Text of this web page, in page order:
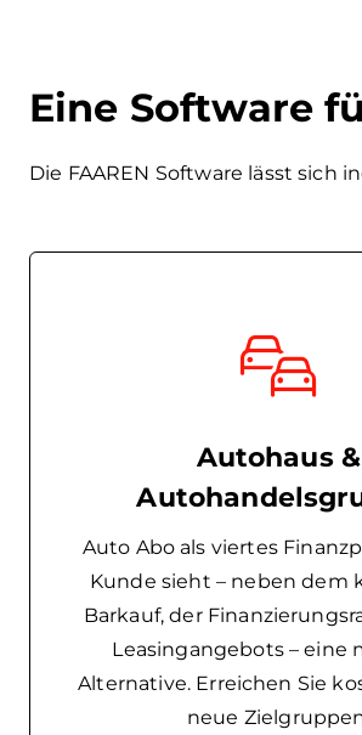
Eine Software
Die FAAREN Software lässt sich
Autohaus &
Auto Abo als viertes
Kunde sieht – neben dem
Barkauf, der
Leasingangebots – eine
Alternative. Erreichen Sie
neue